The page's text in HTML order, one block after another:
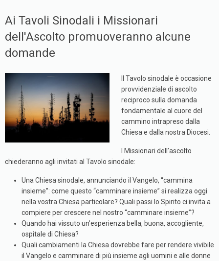
Ai Tavoli Sinodali i Missionari
dell'Ascolto promuoveranno alcune
domande
Il Tavolo sinodale è occasione
provvidenziale di ascolto
reciproco sulla domanda
fondamentale al cuore del
cammino intrapreso dalla
Chiesa e dalla nostra Diocesi.
I Missionari dell’ascolto
chiederanno agli invitati al Tavolo sinodale:
Una Chiesa sinodale, annunciando il Vangelo, “cammina
insieme”: come questo “camminare insieme” si realizza oggi
nella vostra Chiesa particolare? Quali passi lo Spirito ci invita a
compiere per crescere nel nostro “camminare insieme”?
Quando hai vissuto un’esperienza bella, buona, accogliente,
ospitale di Chiesa?
Quali cambiamenti la Chiesa dovrebbe fare per rendere vivibile
il Vangelo e camminare di più insieme agli uomini e alle donne